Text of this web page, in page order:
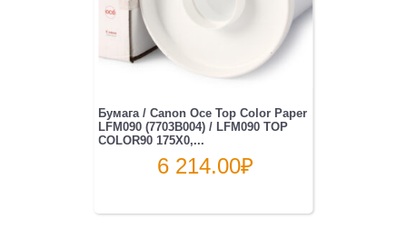
Бумага / Canon Oce Top Color Paper
LFM090 (7703B004) / LFM090 TOP
COLOR90 175X0,...
6 214.00₽